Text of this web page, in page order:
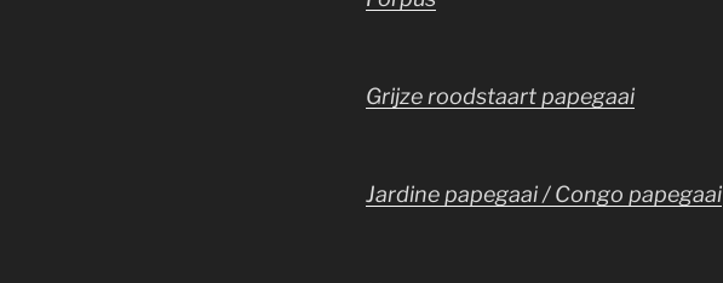
Grijze roodstaart papegaai
Jardine papegaai / Congo papegaai